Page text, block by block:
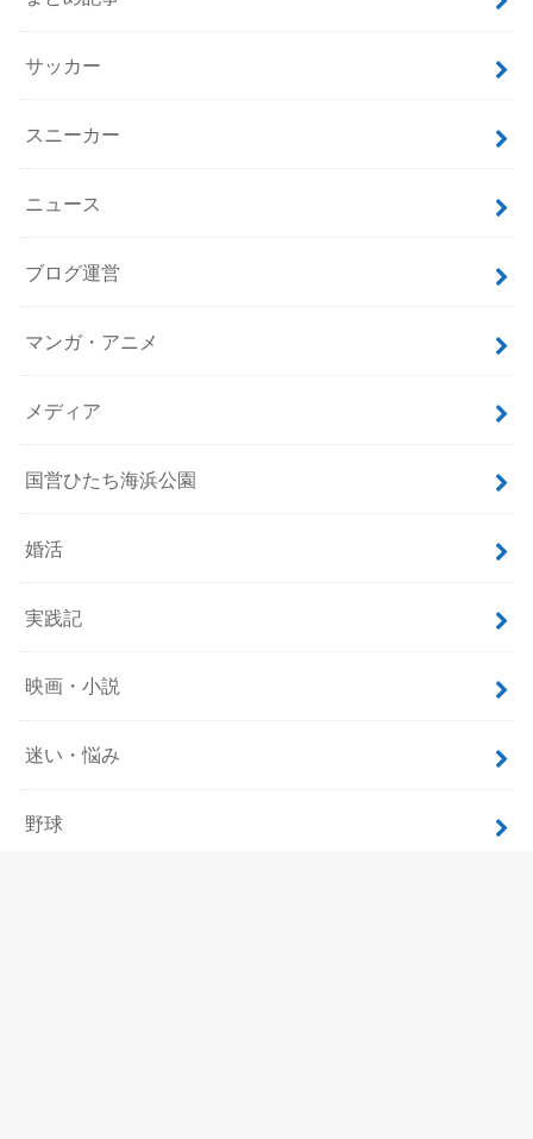
サッカー
スニーカー
ニュース
ブログ運営
マンガ・アニメ
メディア
国営ひたち海浜公園
婚活
実践記
映画・小説
迷い・悩み
野球